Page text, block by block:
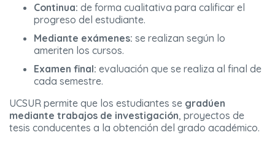
Continua: de forma cualitativa para calificar el
progreso del estudiante.
Mediante exámenes: se realizan según lo
ameriten los cursos.
Examen final: evaluación que se realiza al final de
cada semestre.
UCSUR permite que los estudiantes se gradúen
mediante trabajos de investigación, proyectos de
tesis conducentes a la obtención del grado académico.